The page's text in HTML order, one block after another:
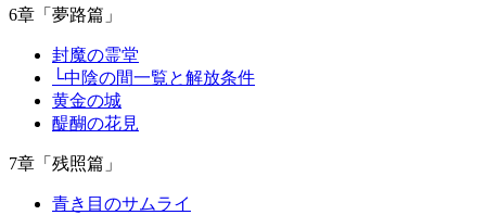
6章「夢路篇」
封魔の霊堂
└中陰の間一覧と解放条件
黄金の城
醍醐の花見
7章「残照篇」
青き目のサムライ